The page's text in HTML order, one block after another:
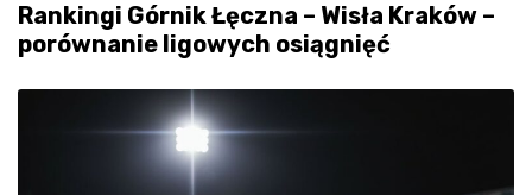
Rankingi Górnik Łęczna – Wisła Kraków –
porównanie ligowych osiągnięć